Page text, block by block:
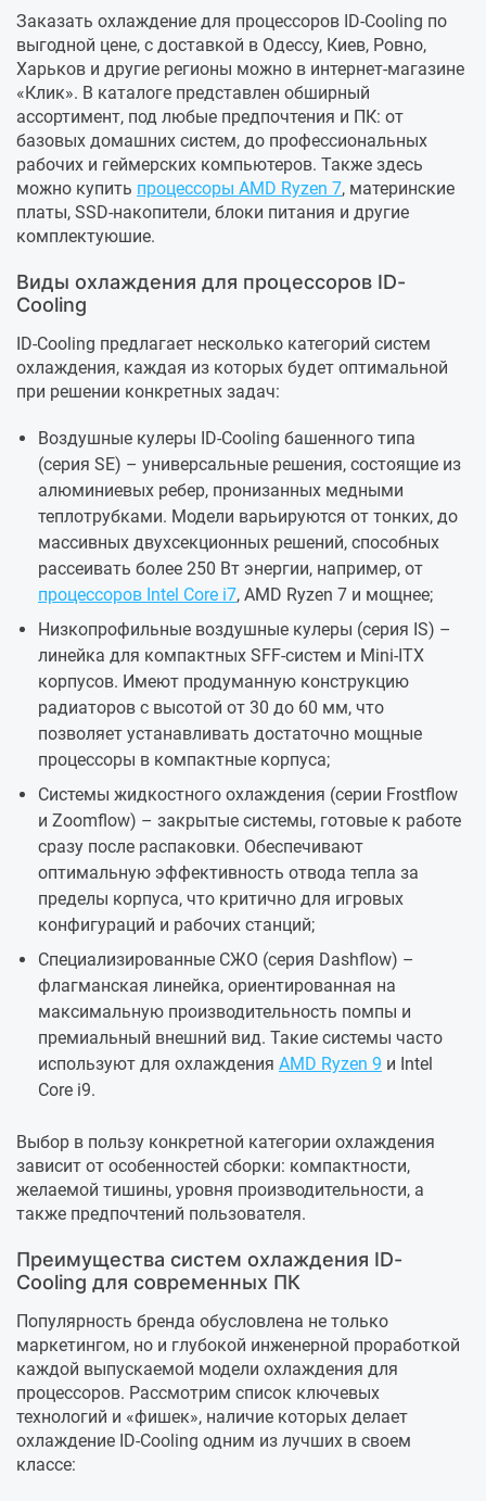
Заказать охлаждение для процессоров ID-Cooling по
выгодной цене, с доставкой в Одессу, Киев, Ровно,
Харьков и другие регионы можно в интернет-магазине
«Клик». В каталоге представлен обширный
ассортимент, под любые предпочтения и ПК: от
базовых домашних систем, до профессиональных
рабочих и геймерских компьютеров. Также здесь
можно купить процессоры AMD Ryzen 7, материнские
платы, SSD-накопители, блоки питания и другие
комплектуюшие.
Виды охлаждения для процессоров ID-
Cooling
ID-Cooling предлагает несколько категорий систем
охлаждения, каждая из которых будет оптимальной
при решении конкретных задач:
Воздушные кулеры ID-Cooling башенного типа
(серия SE) – универсальные решения, состоящие из
алюминиевых ребер, пронизанных медными
теплотрубками. Модели варьируются от тонких, до
массивных двухсекционных решений, способных
рассеивать более 250 Вт энергии, например, от
процессоров Intel Core i7, AMD Ryzen 7 и мощнее;
Низкопрофильные воздушные кулеры (серия IS) –
линейка для компактных SFF-систем и Mini-ITX
корпусов. Имеют продуманную конструкцию
радиаторов с высотой от 30 до 60 мм, что
позволяет устанавливать достаточно мощные
процессоры в компактные корпуса;
Системы жидкостного охлаждения (серии Frostflow
и Zoomflow) – закрытые системы, готовые к работе
сразу после распаковки. Обеспечивают
оптимальную эффективность отвода тепла за
пределы корпуса, что критично для игровых
конфигураций и рабочих станций;
Специализированные СЖО (серия Dashflow) –
флагманская линейка, ориентированная на
максимальную производительность помпы и
премиальный внешний вид. Такие системы часто
используют для охлаждения AMD Ryzen 9 и Intel
Core i9.
Выбор в пользу конкретной категории охлаждения
зависит от особенностей сборки: компактности,
желаемой тишины, уровня производительности, а
также предпочтений пользователя.
Преимущества систем охлаждения ID-
Cooling для современных ПК
Популярность бренда обусловлена не только
маркетингом, но и глубокой инженерной проработкой
каждой выпускаемой модели охлаждения для
процессоров. Рассмотрим список ключевых
технологий и «фишек», наличие которых делает
охлаждение ID-Cooling одним из лучших в своем
классе: